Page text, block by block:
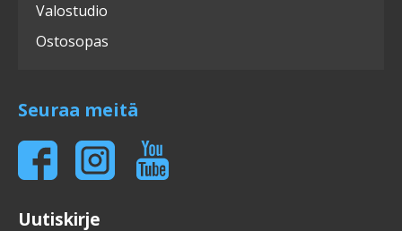
Valostudio
Ostosopas
Seuraa meitä
Uutiskirje